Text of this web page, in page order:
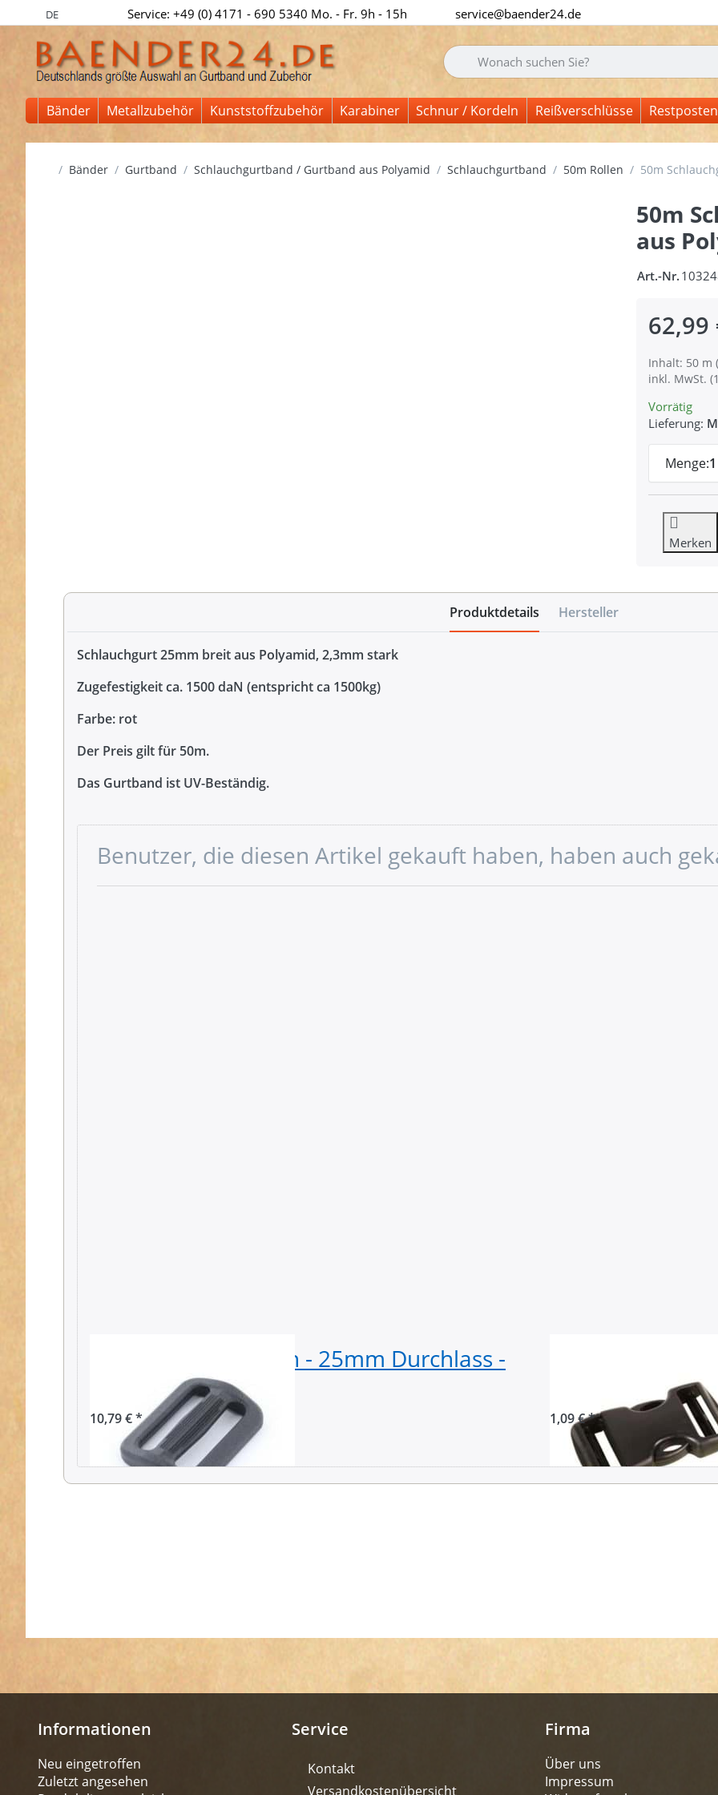
DE Service: +49 (0) 4171 - 690 5340 Mo. - Fr. 9h - 15h service@baender24.de
Geben Sie einen Suchbegriff ein. Während Sie
Bänder Metallzubehör Kunststoffzubehör Karabiner Schnur / Kordeln Reißverschlüsse Restposten
Startseite
Bänder Gurtband Schlauchgurtband / Gurtband aus Polyamid Schlauchgurtband 50m Rollen 50m
50m
aus
Art.-Nr.
62,99
Inhalt: 50 m
inkl. MwSt.
Vorrätig
Lieferung:
Menge:1
Merken
Produktdetails Hersteller
Schlauchgurt 25mm breit aus Polyamid, 2,3mm stark
Zugefestigkeit ca. 1500 daN (entspricht ca 1500kg)
Farbe: rot
Der Preis gilt für 50m.
Das Gurtband ist UV-Beständig.
Benutzer, die diesen Artikel gekauft haben, haben auch
Regulator aus Nylon - 25mm Durchlass -
50 Stück
10,79 € *
Durchlass -
1,09 € *
Informationen
Neu eingetroffen
Zuletzt angesehen
Service
Kontakt
Versandkostenübersicht
Firma
Über uns
Impressum